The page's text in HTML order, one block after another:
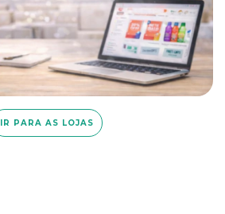
IR PARA AS LOJAS